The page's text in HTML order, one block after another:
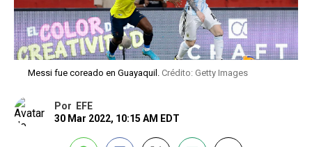
Messi fue coreado en Guayaquil. Crédito: Getty Images
Por EFE
30 Mar 2022, 10:15 AM EDT